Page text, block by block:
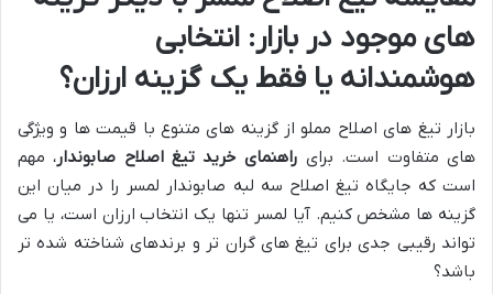
های موجود در بازار: انتخابی
هوشمندانه یا فقط یک گزینه ارزان؟
بازار تیغ های اصلاح مملو از گزینه های متنوع با قیمت ها و ویژگی
های متفاوت است. برای راهنمای خرید تیغ اصلاح صابوندار، مهم
است که جایگاه تیغ اصلاح سه لبه صابوندار لمسر را در میان این
گزینه ها مشخص کنیم. آیا لمسر تنها یک انتخاب ارزان است، یا می
تواند رقیبی جدی برای تیغ های گران تر و برندهای شناخته شده تر
باشد؟